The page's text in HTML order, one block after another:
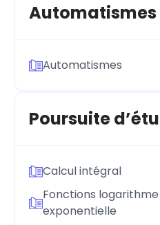
Automatismes
Automatismes
Poursuite
Calcul intégral
Fonctions
exponentielle